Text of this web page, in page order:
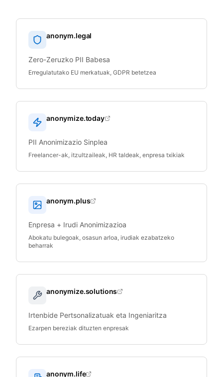
anonym.legal
Zero-Zeruzko PII Babesa
Erregulatutako EU merkatuak, GDPR betetzea
anonymize.today
PII Anonimizazio Sinplea
Freelancer-ak, itzultzaileak, HR taldeak, enpresa txikiak
anonym.plus
Enpresa + Irudi Anonimizazioa
Abokatu bulegoak, osasun arloa, irudiak ezabatzeko
beharrak
anonymize.solutions
Irtenbide Pertsonalizatuak eta Ingeniaritza
Ezarpen bereziak dituzten enpresak
anonym.life